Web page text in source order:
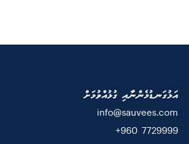
އަޅުގަނޑުމެންނާއި ގުޅުއްވުމަށް
info@sauvees.com
7729999 960+